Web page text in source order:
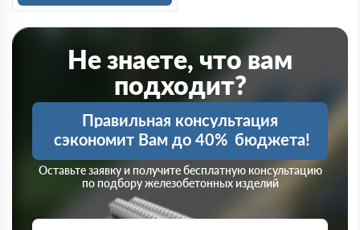
Не знаете, что вам
подходит?
Правильная консультация
сэкономит Вам до 40% бюджета!
Оставьте заявку и получите бесплатную консультацию
по подбору железобетонных изделий